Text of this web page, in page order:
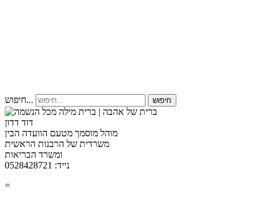
חיפוש... חיפוש
דוד דדון
מוהל מוסמך מטעם הוועדה הבין
משרדית של הרבנות הראשית
ומשרד הבריאות
נייד: 0528428721
=